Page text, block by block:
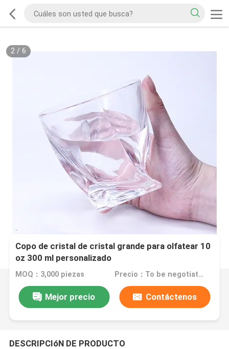
2/ 6
Copo de cristal de cristal grande para olfatear 10
oz 300 ml personalizado
MOQ：3,000 piezas Precio：To be negotiated
Mejor precio Contáctenos
DESCRIPCIóN DE PRODUCTO